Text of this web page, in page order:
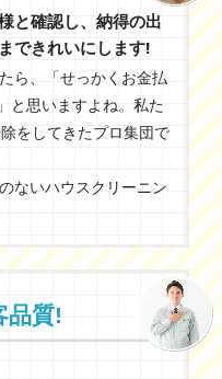
と確認し、 納得の出
できれいにします!
ら、「せっかくお⾦払
と思いますよね。私た
をしてきたプロ集団で
ないハウスクリーニン
品質!